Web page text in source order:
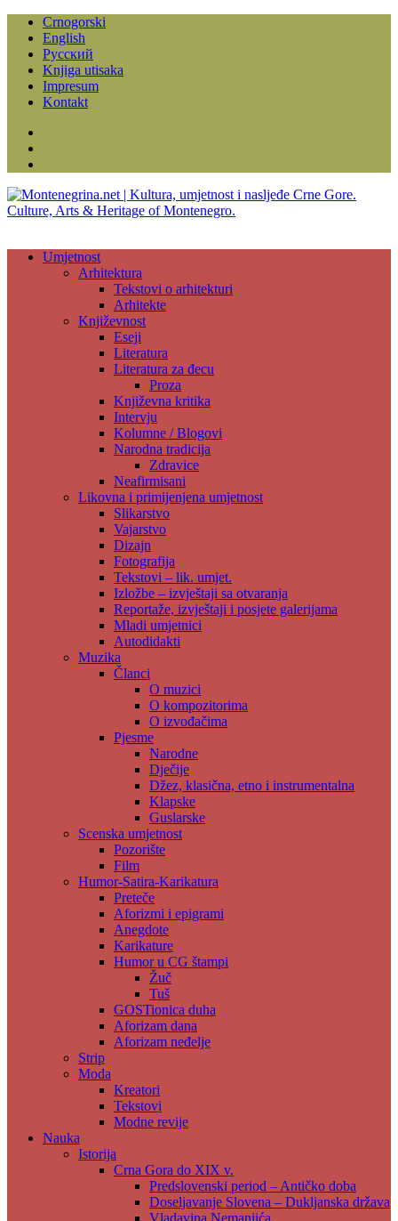
Crnogorski
English
Русский
Knjiga utisaka
Impresum
Kontakt
Umjetnost
Arhitektura
Tekstovi o arhitekturi
Arhitekte
Književnost
Eseji
Literatura
Literatura za đecu
Proza
Književna kritika
Intervju
Kolumne / Blogovi
Narodna tradicija
Zdravice
Neafirmisani
Likovna i primijenjena umjetnost
Slikarstvo
Vajarstvo
Dizajn
Fotografija
Tekstovi – lik. umjet.
Izložbe – izvještaji sa otvaranja
Reportaže, izvještaji i posjete galerijama
Mladi umjetnici
Autodidakti
Muzika
Članci
O muzici
O kompozitorima
O izvođačima
Pjesme
Narodne
Dječije
Džez, klasična, etno i instrumentalna
Klapske
Guslarske
Scenska umjetnost
Pozorište
Film
Humor-Satira-Karikatura
Preteče
Aforizmi i epigrami
Anegdote
Karikature
Humor u CG štampi
Žuč
Tuš
GOSTionica duha
Aforizam dana
Aforizam neđelje
Strip
Moda
Kreatori
Tekstovi
Modne revije
Nauka
Istorija
Crna Gora do XIX v.
Predslovenski period – Antičko doba
Doseljavanje Slovena – Dukljanska država
Vladavina Nemanjića